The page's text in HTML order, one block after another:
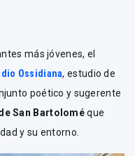
más jóvenes, el
Ossidiana, estudio de
poético y sugerente
San Bartoloméque
y su entorno.